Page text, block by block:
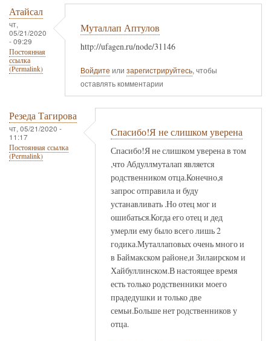
Атайсал
чт,
05/21/2020
- 09:29
Постоянная
ссылка
(Permalink)
Муталлап Аптулов
http://ufagen.ru/node/31146
Войдите или зарегистрируйтесь, чтобы
оставлять комментарии
Резеда Тагирова
чт, 05/21/2020 -
11:17
Постоянная ссылка
(Permalink)
Спасибо!Я не слишком уверена
Спасибо!Я не слишком уверена в том
,что Абдуллмуталап является
родственником отца.Конечно,я
запрос отправила и буду
устанавливать .Но отец мог и
ошибаться.Когда его отец и дед
умерли ему было всего лишь 2
годика.Муталлаповых очень много и
в Баймакском районе,и Зилаирском и
Хайбуллинском.В настоящее время
есть только родственники моего
прадедушки и только две
семьи.Больше нет родственников у
отца.